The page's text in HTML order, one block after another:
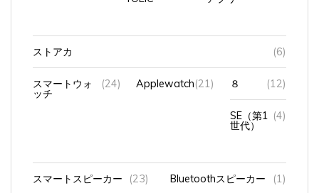
ストアカ (6)
スマートウォ (24) Applewatch(21) ８ (12)
SE（第1
世代）
(4)
スマートスピーカー (23) Bluetoothスピーカー (1)